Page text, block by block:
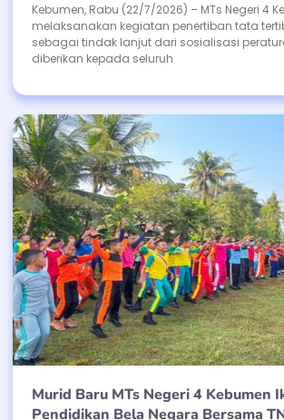
Kebumen, Rabu (22/7/2026) – MTs Negeri 4
melaksanakan kegiatan penertiban tata
sebagai tindak lanjut dari sosialisasi
diberikan kepada seluruh
Murid Baru MTs Negeri 4 Kebumen
Pendidikan Bela Negara Bersama